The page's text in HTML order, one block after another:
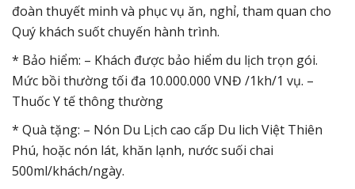
đoàn thuyết minh và phục vụ ăn, nghỉ, tham quan cho
Quý khách suốt chuyến hành trình.
* Bảo hiểm: – Khách được bảo hiểm du lịch trọn gói.
Mức bồi thường tối đa 10.000.000 VNĐ /1kh/1 vụ. –
Thuốc Y tế thông thường
* Quà tặng: – Nón Du Lịch cao cấp Du lich Việt Thiên
Phú, hoặc nón lát, khăn lạnh, nước suối chai
500ml/khách/ngày.